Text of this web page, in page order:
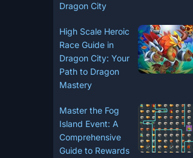
Dragon City
High Scale Heroic
Race Guide in
Dragon City: Your
Path to Dragon
Mastery
Master the Fog
Island Event: A
Comprehensive
Guide to Rewards